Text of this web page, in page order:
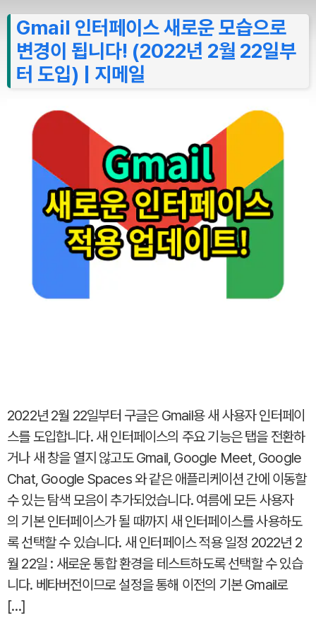
Gmail 인터페이스 새로운 모습으로
변경이 됩니다! (2022년 2월 22일부
터 도입) | 지메일
2022년 2월 22일부터 구글은 Gmail용 새 사용자 인터페이
스를 도입합니다. 새 인터페이스의 주요 기능은 탭을 전환하
거나 새 창을 열지 않고도 Gmail, Google Meet, Google
Chat, Google Spaces 와 같은 애플리케이션 간에 이동할
수 있는 탐색 모음이 추가되었습니다. 여름에 모든 사용자
의 기본 인터페이스가 될 때까지 새 인터페이스를 사용하도
록 선택할 수 있습니다. 새 인터페이스 적용 일정 2022년 2
월 22일 : 새로운 통합 환경을 테스트하도록 선택할 수 있습
니다. 베타버전이므로 설정을 통해 이전의 기본 Gmail로
[…]